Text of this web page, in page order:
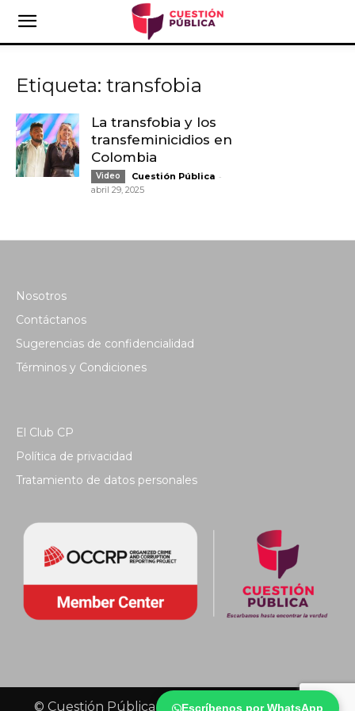
Escríbenos por WhatsApp
Etiqueta: transfobia
La transfobia y los
transfeminicidios en
Colombia
Video Cuestión Pública -
abril 29, 2025
Nosotros
Contáctanos
Sugerencias de confidencialidad
Términos y Condiciones
El Club CP
Política de privacidad
Tratamiento de datos personales
© Cuestión Pública 2018 - Todos los derechos